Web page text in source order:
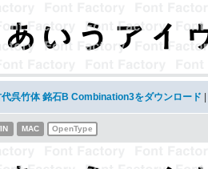
代呉竹体 銘石B Combination3をダウンロード
MAC OpenType